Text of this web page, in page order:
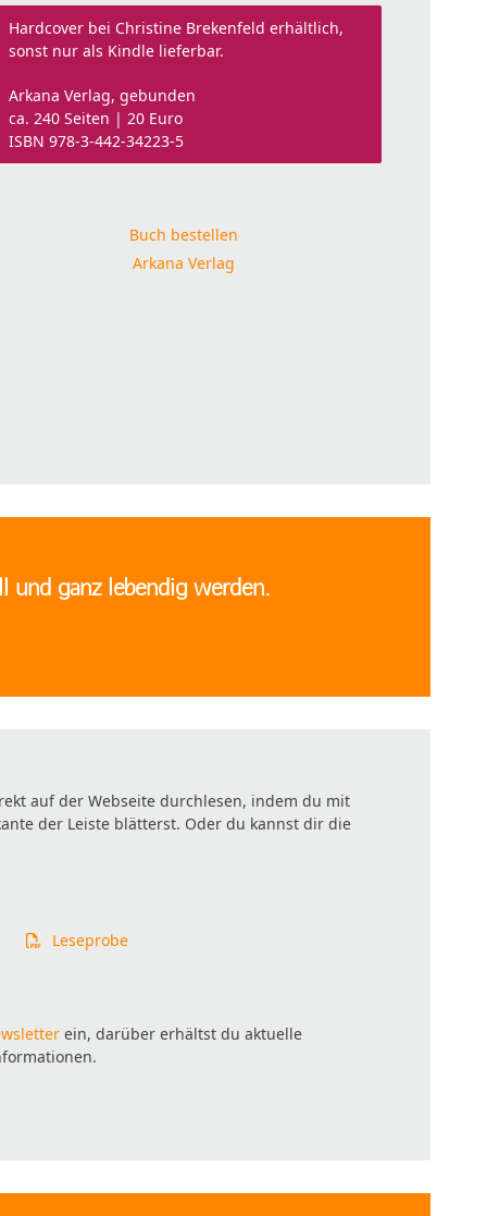
Hardcover bei Christine Brekenfeld erhältlich,
sonst nur als Kindle lieferbar.
Arkana Verlag, gebunden
ca. 240 Seiten | 20 Euro
ISBN 978-3-442-34223-5
Buch bestellen
Arkana Verlag
ganz lebendig werden.
auf der Webseite durchlesen, indem du mit
der Leiste blätterst. Oder du kannst dir die
Leseprobe
ein, darüber erhältst du aktuelle